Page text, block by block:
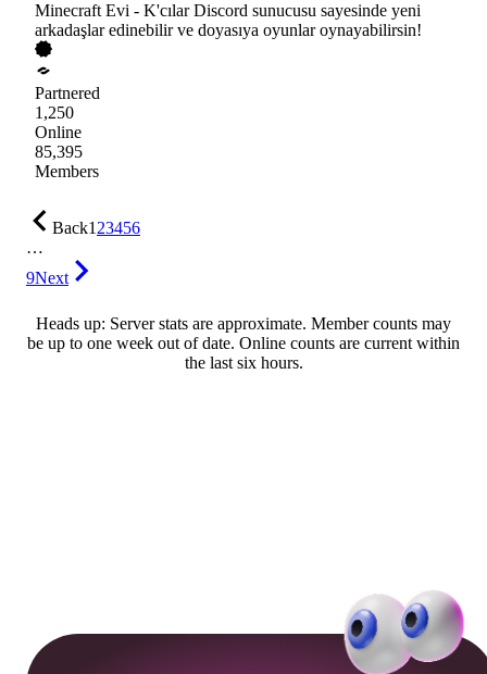
Minecraft Evi - K'cılar Discord sunucusu sayesinde yeni
arkadaşlar edinebilir ve doyasıya oyunlar oynayabilirsin!
Partnered
1,250
Online
85,395
Members
Back123456
…
9Next
Heads up: Server stats are approximate. Member counts may
be up to one week out of date. Online counts are current within
the last six hours.